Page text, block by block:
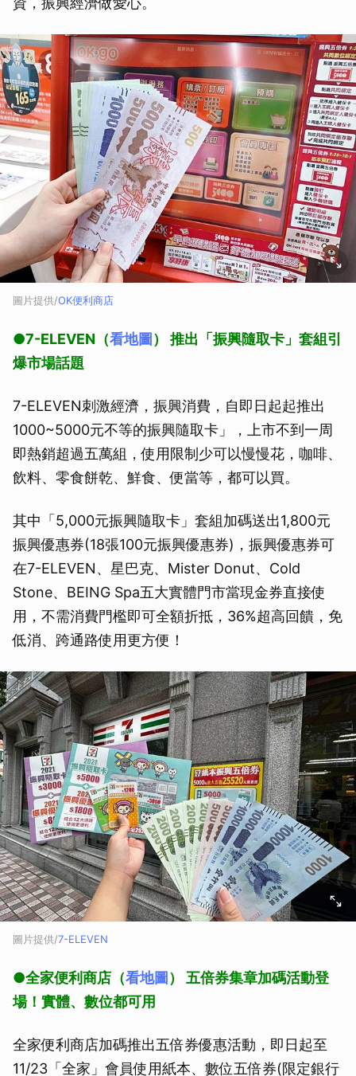
圖片提供/OK便利商店
●7-ELEVEN（看地圖） 推出「振興隨取卡」套組引
爆市場話題
7-ELEVEN刺激經濟，振興消費，自即日起起推出
1000~5000元不等的振興隨取卡」，上市不到一周
即熱銷超過五萬組，使用限制少可以慢慢花，咖啡、
飲料、零食餅乾、鮮食、便當等，都可以買。
其中「5,000元振興隨取卡」套組加碼送出1,800元
振興優惠券(18張100元振興優惠券)，振興優惠券可
在7-ELEVEN、星巴克、Mister Donut、Cold
Stone、BEING Spa五大實體門市當現金券直接使
用，不需消費門檻即可全額折抵，36%超高回饋，免
低消、跨通路使用更方便！
圖片提供/7-ELEVEN
●全家便利商店（看地圖） 五倍券集章加碼活動登
場！實體、數位都可用
全家便利商店加碼推出五倍券優惠活動，即日起至
11/23「全家」會員使用紙本、數位五倍券(限定銀行